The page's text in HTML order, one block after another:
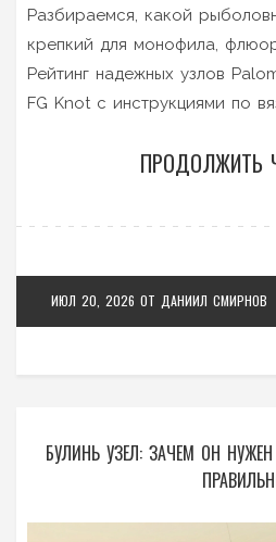
Разбираемся, какой
крепкий для монофила,
Рейтинг надежных узлов
FG Knot с инструкциями по
ПРОДОЛЖИТЬ
ИЮЛ 20, 2026 ОТ ДАНИИЛ СМИРНОВ
БУЛИНЬ УЗЕЛ: ЗАЧЕМ ОН